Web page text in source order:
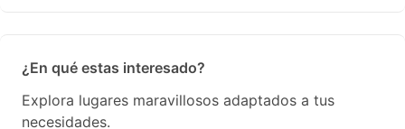
¿En qué estas interesado?
Explora lugares maravillosos adaptados a tus
necesidades.